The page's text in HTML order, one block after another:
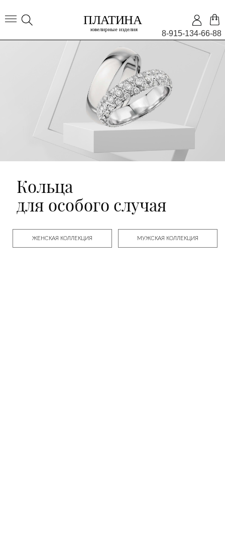
8-915-134-66-88
Кольца
для особого случая
ЖЕНСКАЯ КОЛЛЕКЦИЯ МУЖСКАЯ КОЛЛЕКЦИЯ